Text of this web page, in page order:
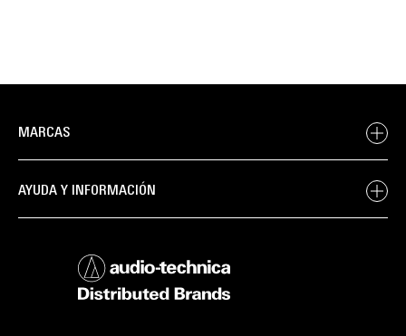
MARCAS
AYUDA Y INFORMACIÓN